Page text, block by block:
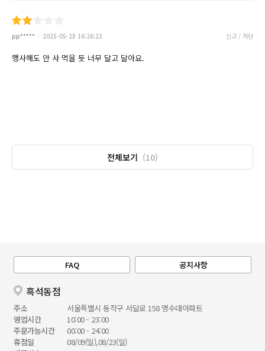
pp***** 2025-05-28 16:26:23 신고 / 차단
행사해도 안 사 먹을 듯 너무 달고 달아요.
전체보기 (10)
FAQ 공지사항
흑석동점
주소
서울특별시 동작구 서달로 158 명수대아파트
영업시간
10:00 - 23:00
주문가능시간
00:00 - 24:00
휴점일
08/09(일),08/23(일)